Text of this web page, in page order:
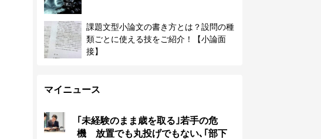
課題文型小論文の書き方とは？設問の種
類ごとに使える技をご紹介！【小論面
接】
マイニュース
｢未経験のまま歳を取る｣若手の危
機 放置でも丸投げでもない､｢部下